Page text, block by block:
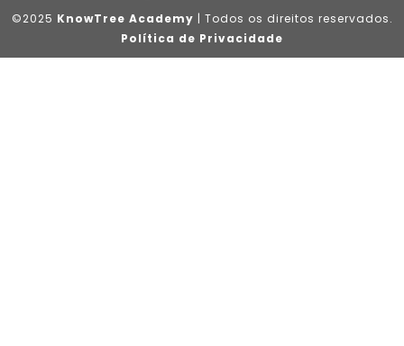
©2025 KnowTree Academy | Todos os direitos reservados.
Política de Privacidade